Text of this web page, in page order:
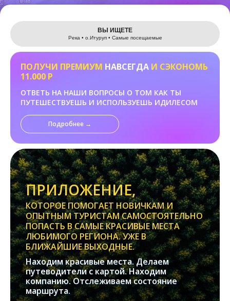
Leaflet
ВЫ ИЩЕТЕ
Река • о.Итуруп • Самые посещаемые
ПОЛУЧИ ПРЕМИУМ НАВСЕГДА И СЭКОНОМЬ
11.000 Р
ОТВЕТЬ НА НАШИ ВОПРОСЫ О ТОМ КАК ТЫ
ПУТЕШЕСТВУЕШЬ И ИСПОЛЬЗУЕШЬ ИДИЛЕСОМ
Подробнее →
ПРИЛОЖЕНИЕ,
КОТОРОЕ ПОМОГАЕТ НОВИЧКАМ И
ОПЫТНЫМ ТУРИСТАМ САМОСТОЯТЕЛЬНО
ПОПАСТЬ В САМЫЕ КРАСИВЫЕ МЕСТА
ЛЮБИМОГО РЕГИОНА. УЖЕ В
БЛИЖАЙШИЕ ВЫХОДНЫЕ.
Находим красивые места. Делаем
путеводители с картой. Находим
компанию. Отслеживаем состояние
маршрута.